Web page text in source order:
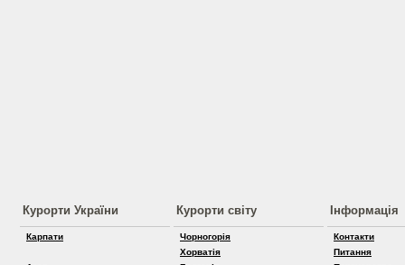
Курорти України
Карпати
Курорти світу
Чорногорія
Хорватія
Інформація
Контакти
Питання